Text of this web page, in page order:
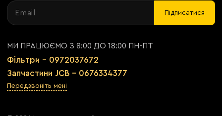
Підписатися
МИ ПРАЦЮЄМО З 8:00 ДО 18:00 ПН-ПТ
Фільтри - 0972037672
Запчастини JCB - 0676334377
Передзвоніть мені